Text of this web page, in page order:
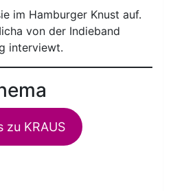
im Hamburger Knust auf.
von der Indieband
interviewt.
zu KRAUS